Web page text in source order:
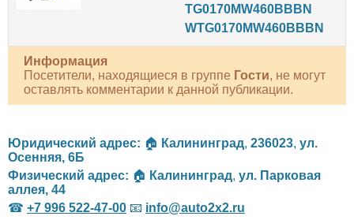
TG0170MW460BBBN
WTG0170MW460BBBN
Информация
Посетители, находящиеся в группе Гости, не могут
оставлять комментарии к данной публикации.
Юридический адрес: 🏠 Калининград, 236023, ул.
Осенняя, 6Б
Физический адрес: 🏠 Калининград, ул. Парковая
аллея, 44
☎ +7 996 522-47-00 📧 info@auto2x2.ru